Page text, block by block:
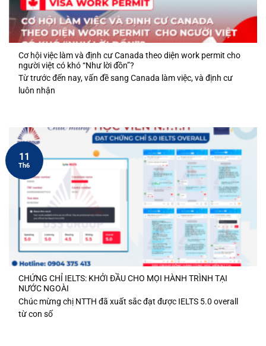
Cơ hội việc làm và định cư Canada theo diện work permit cho
người việt có khó “Như lời đồn”?
Từ trước đến nay, vấn đề sang Canada làm việc, và định cư
luôn nhận
CHỨNG CHỈ IELTS: KHỞI ĐẦU CHO MỌI HÀNH TRÌNH TẠI
NƯỚC NGOÀI
Chúc mừng chị NTTH đã xuất sắc đạt được IELTS 5.0 overall
từ con số
11
Th6